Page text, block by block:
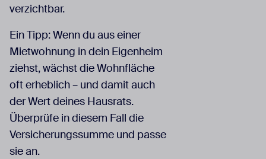
verzichtbar.
Ein Tipp: Wenn du aus einer
Mietwohnung in dein Eigenheim
ziehst, wächst die Wohnfläche
oft erheblich – und damit auch
der Wert deines Hausrats.
Überprüfe in diesem Fall die
Versicherungssumme und passe
sie an.